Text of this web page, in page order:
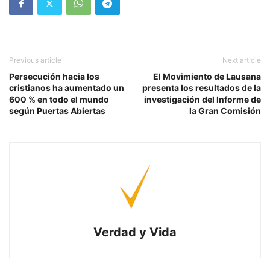
Previous article
Persecución hacia los
cristianos ha aumentado un
600 % en todo el mundo
según Puertas Abiertas
Next article
El Movimiento de Lausana
presenta los resultados de la
investigación del Informe de
la Gran Comisión
Verdad y Vida